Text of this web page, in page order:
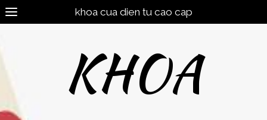
khoa cua dien tu cao cap
KHOA